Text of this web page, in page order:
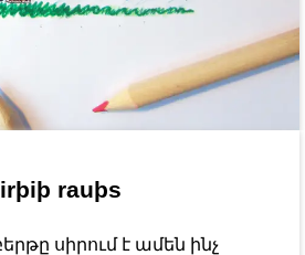
rauþs
սիրում է ամեն ինչ